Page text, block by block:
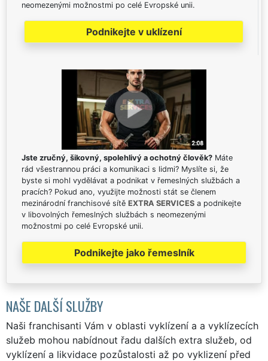
neomezenými možnostmi po celé Evropské unii.
Podnikejte v uklízení
Jste zručný, šikovný, spolehlivý a ochotný člověk? Máte
rád všestrannou práci a komunikaci s lidmi? Myslíte si, že
byste si mohl vydělávat a podnikat v řemeslných službách a
pracích? Pokud ano, využijte možnosti stát se členem
mezinárodní franchisové sítě EXTRA SERVICES a podnikejte
v libovolných řemeslných službách s neomezenými
možnostmi po celé Evropské unii.
Podnikejte jako řemeslník
NAŠE DALŠÍ SLUŽBY
Naši franchisanti Vám v oblasti vyklízení a a vyklízecích
služeb mohou nabídnout řadu dalších extra služeb, od
vyklízení a likvidace pozůstalosti až po vyklizení před